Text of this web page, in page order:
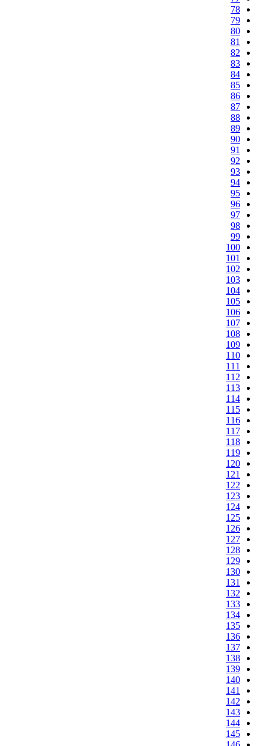
78
79
80
81
82
83
84
85
86
87
88
89
90
91
92
93
94
95
96
97
98
99
100
101
102
103
104
105
106
107
108
109
110
111
112
113
114
115
116
117
118
119
120
121
122
123
124
125
126
127
128
129
130
131
132
133
134
135
136
137
138
139
140
141
142
143
144
145